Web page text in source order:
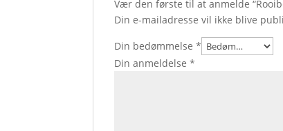
Vær den første til at anmelde
Din e-mailadresse vil ikke blive
Din bedømmelse*
Din anmeldelse*